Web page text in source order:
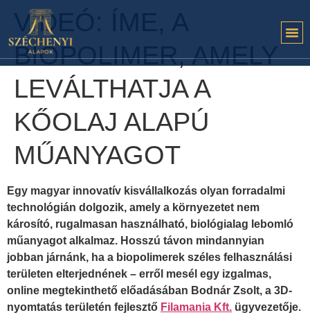
VIDEÓ: ÍME, A
BIOPOLIMER, AMELY
LEVÁLTHATJA A
KŐOLAJ ALAPÚ
MŰANYAGOT
Egy magyar innovatív kisvállalkozás olyan forradalmi
technológián dolgozik, amely a környezetet nem
károsító, rugalmasan használható, biológialag lebomló
műanyagot alkalmaz. Hosszú távon mindannyian
jobban járnánk, ha a biopolimerek széles felhasználási
területen elterjednének – erről mesél egy izgalmas,
online megtekinthető előadásában Bodnár Zsolt, a 3D-
nyomtatás területén fejlesztő Filamania Kft. ügyvezetője.